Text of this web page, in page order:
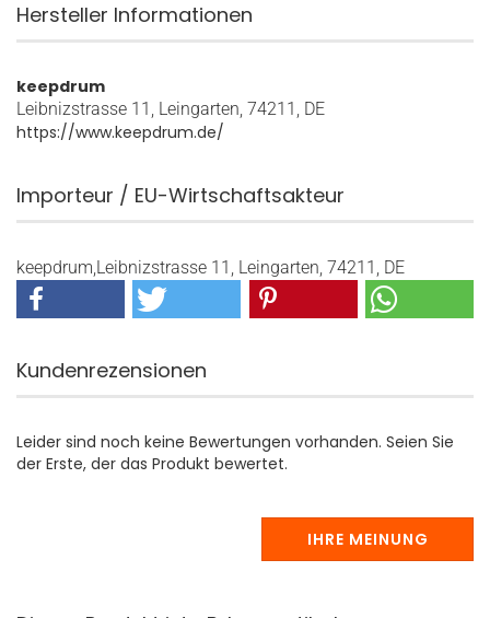
Hersteller Informationen
keepdrum
Leibnizstrasse 11, Leingarten, 74211, DE
https://www.keepdrum.de/
Importeur / EU-Wirtschaftsakteur
keepdrum,Leibnizstrasse 11, Leingarten, 74211, DE
Kundenrezensionen
Leider sind noch keine Bewertungen vorhanden. Seien Sie
der Erste, der das Produkt bewertet.
IHRE MEINUNG